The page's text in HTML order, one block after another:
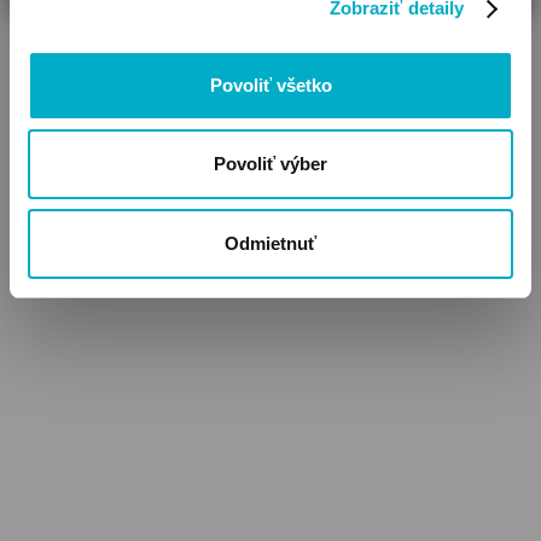
Zobraziť detaily
Povoliť všetko
Povoliť výber
Odmietnuť
Materiál vrchnej časti: polyester, vodeodolné
Fazóna: uzatvárateľné na zips, uzatvárateľné na gombík
Doporučený vek (mesiace) 6+
Dĺžka (cm): 93
Rozmer (cca. cm): 93x38x12
Produktový rad Cybex: Balios S Lux